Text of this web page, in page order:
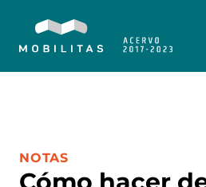
CATEGORÍA:
NOTAS